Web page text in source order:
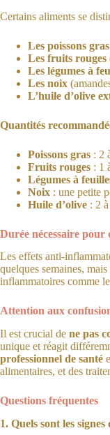
Certains aliments se
Les poissons gras
Les fruits rouges
Les légumes à
Les noix
L’huile d’olive
Quantités
Poissons gras : 2
Fruits rouges : 1
Légumes à
Noix : une petite
Huile d’olive : 2
Durée nécessaire pour
Les effets anti-
quelques semaines,
inflammatoires comme
Attention aux
Il est crucial de ne pas
unique et réagit
professionnel de santé
alimentaires, et des
Questions fréquentes
1. Quels sont les